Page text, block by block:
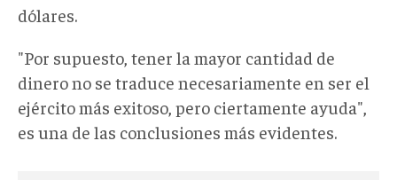
dólares.
"Por supuesto, tener la mayor cantidad de
dinero no se traduce necesariamente en ser el
ejército más exitoso, pero ciertamente ayuda",
es una de las conclusiones más evidentes.